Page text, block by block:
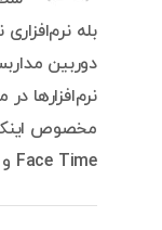
بله
دوربین
نرم‌افزارها
مخصوص
Face Time و Alfred